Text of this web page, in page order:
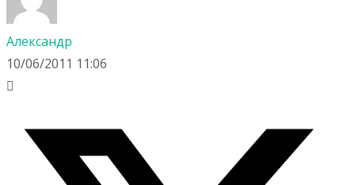
Александр
10/06/2011 11:06